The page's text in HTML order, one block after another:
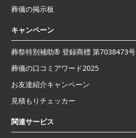
葬儀の掲示板
キャンペーン
葬祭特別補助® 登録商標 第7038473号
葬儀の口コミアワード2025
お友達紹介キャンペーン
見積もりチェッカー
関連サービス